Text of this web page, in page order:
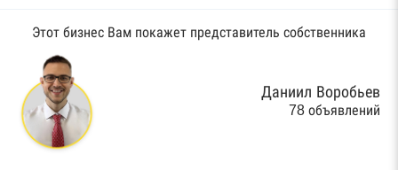
Этот бизнес Вам покажет представитель собственника
Даниил Воробьев
78 объявлений